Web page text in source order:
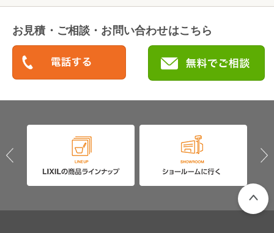
お見積・ご相談・お問い合わせはこちら